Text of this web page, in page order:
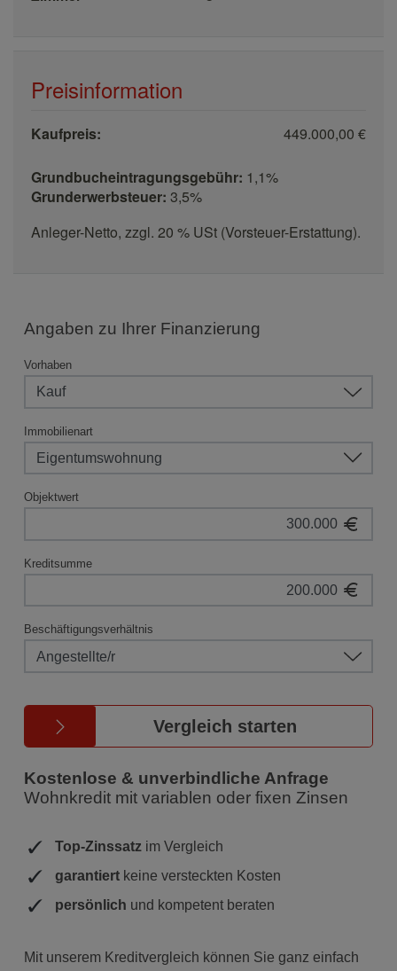
Preisinformation
Kaufpreis: 449.000,00 €
Grundbucheintragungsgebühr: 1,1%
Grunderwerbsteuer: 3,5%
Anleger-Netto, zzgl. 20 % USt (Vorsteuer-Erstattung).